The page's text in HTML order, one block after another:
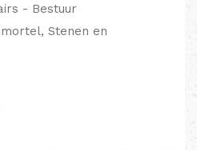
- Bestuur
Stenen en